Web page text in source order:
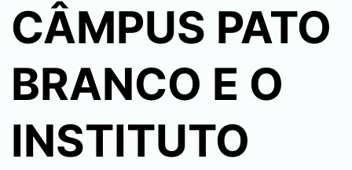
CÂMPUS PATO
BRANCO E O
INSTITUTO